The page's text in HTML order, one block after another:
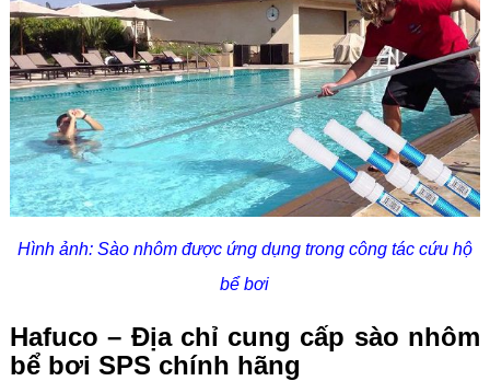
Hình ảnh: Sào nhôm được ứng dụng trong công tác cứu hộ
bể bơi
Hafuco – Địa chỉ cung cấp sào nhôm
bể bơi SPS chính hãng